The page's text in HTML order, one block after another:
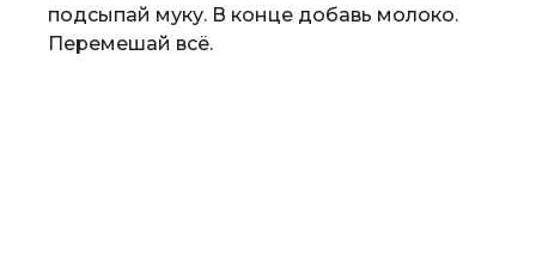
подсыпай муку. В конце добавь молоко.
Перемешай всё.